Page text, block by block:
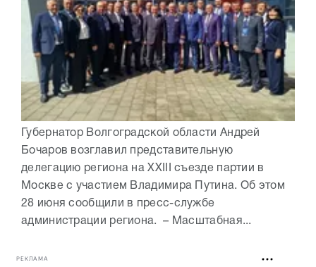
Губернатор Волгоградской области Андрей
Бочаров возглавил представительную
делегацию региона на XXIII съезде партии в
Москве с участием Владимира Путина. Об этом
28 июня сообщили в пресс-службе
администрации региона. – Масштабная...
РЕКЛАМА